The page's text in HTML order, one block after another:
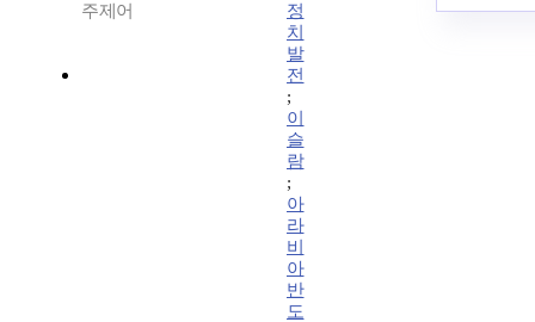
주제어
정
치
발
전
;
이
슬
람
;
아
라
비
아
반
도